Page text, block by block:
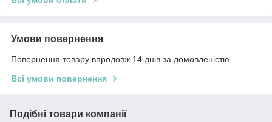
Умови повернення
Повернення товару впродовж 14 днів за домовленістю
Всі умови повернення
Подібні товари компанії